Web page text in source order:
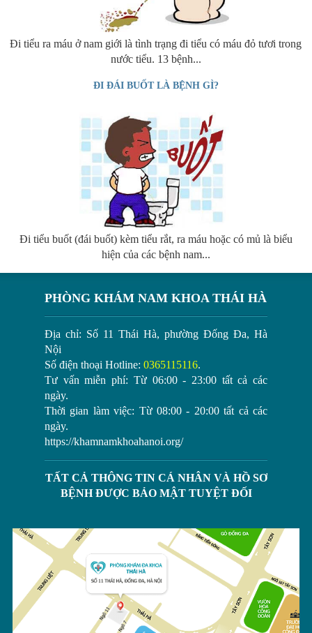
Đi tiểu ra máu ở nam giới là tình trạng đi tiểu có máu đỏ tươi trong
nước tiểu. 13 bệnh...
ĐI ĐÁI BUỐT LÀ BỆNH GÌ?
Đi tiểu buốt (đái buốt) kèm tiểu rắt, ra máu hoặc có mủ là biểu
hiện của các bệnh nam...
PHÒNG KHÁM NAM KHOA THÁI HÀ
Địa chỉ: Số 11 Thái Hà, phường Đống Đa, Hà
Nội
Số điện thoại Hotline: 0365115116.
Tư vấn miễn phí: Từ 06:00 - 23:00tất cả các
ngày.
Thời gian làm việc: Từ 08:00 - 20:00tất cả các
ngày.
https://khamnamkhoahanoi.org/
TẤT CẢ THÔNG TIN CÁ NHÂN VÀ HỒ SƠ
BỆNH ĐƯỢC BẢO MẬT TUYỆT ĐỐI